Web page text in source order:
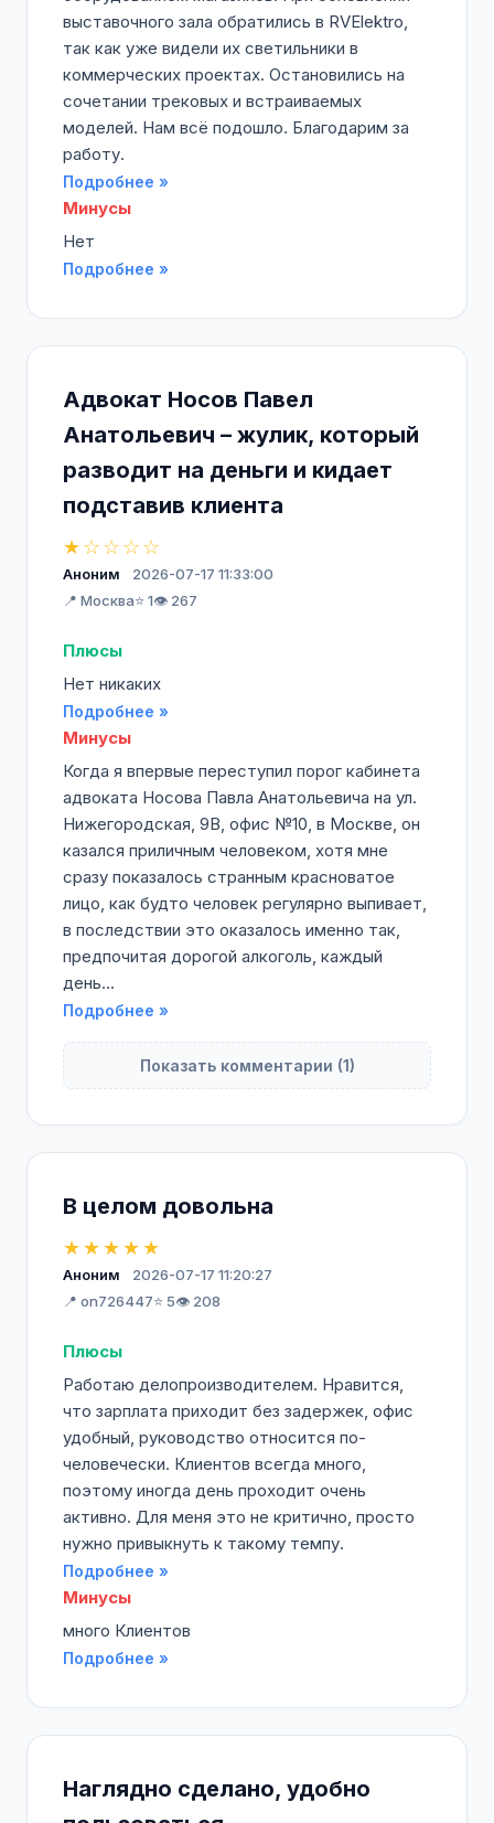
выставочного зала обратились в RVElektro,
так как уже видели их светильники в
коммерческих проектах. Остановились на
сочетании трековых и встраиваемых
моделей. Нам всё подошло. Благодарим за
работу.
Подробнее »
Минусы
Нет
Подробнее »
Адвокат Носов Павел
Анатольевич – жулик, который
разводит на деньги и кидает
подставив клиента
★☆☆☆☆
Аноним
2026-07-17 11:33:00
📍 Москва⭐ 1👁️ 267
Плюсы
Нет никаких
Подробнее »
Минусы
Когда я впервые переступил порог кабинета
адвоката Носова Павла Анатольевича на ул.
Нижегородская, 9В, офис №10, в Москве, он
казался приличным человеком, хотя мне
сразу показалось странным красноватое
лицо, как будто человек регулярно выпивает,
в последствии это оказалось именно так,
предпочитая дорогой алкоголь, каждый
день...
Подробнее »
Показать комментарии (1)
В целом довольна
★★★★★
Аноним
2026-07-17 11:20:27
📍 on726447⭐ 5👁️ 208
Плюсы
Работаю делопроизводителем. Нравится,
что зарплата приходит без задержек, офис
удобный, руководство относится по-
человечески. Клиентов всегда много,
поэтому иногда день проходит очень
активно. Для меня это не критично, просто
нужно привыкнуть к такому темпу.
Подробнее »
Минусы
много Клиентов
Подробнее »
Наглядно сделано, удобно